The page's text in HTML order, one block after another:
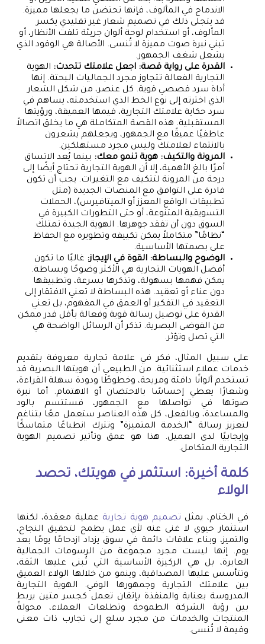
الاندماج في المألوف، فإنها تحتضن ما يجعلها مميزة.
قد يتجلى ذلك في تصميم شعار غير تقليدي يكسر
المألوف، أو استخدام لوحة ألوان جريئة تلفت الأنظار، أو
تبني نبرة صوت مميزة لا تُنسى. الأصالة هي الوقود الذي
يشعل شغف الجمهور.
القدرة على رواية قصة: اجعل علامتك تتحدث: الهوية
التجارية الفعالة تتجاوز مجرد الجماليات البحتة. إنها
أداة سرد قصصي قوية. كل عنصر، من شكل الشعار
الذي اخترته إلى نوع الخط الذي استخدمته، يساهم في
سرد حكاية علامتك التجارية، قيمها العميقة، ورؤيتها
المستقبلية. هذه القصة المتكاملة هي ما يخلق اتصالاً
عاطفيًا عميقًا مع الجمهور، ويجعلهم يشعرون
بالانتماء لعلامتك وليس مجرد مستهلكين.
المرونة والتكيف: هوية تنمو معك: بينما يُعد الاتساق
أمرًا بالغ الأهمية، إلا أن الهوية التجارية تحتاج أيضًا إلى
درجة من المرونة لتتكيف مع التغيرات. يجب أن تكون
قادرة على التوافق مع المنصات الجديدة (مثل
تطبيقات الواقع المعزز أو الميتافيرس)، الحملات
التسويقية المتنوعة، أو حتى التطورات الكبيرة في
السوق دون أن تفقد جوهرها. الهوية الجيدة تمتلك
“نظامًا” متكاملاً يمكن تكييفه وتطويره مع الحفاظ
على بصمتها الأساسية.
الوضوح والبساطة: القوة في الإيجاز: غالبًا ما تكون
أفضل الهويات التجارية هي الأكثر وضوحًا وبساطة.
يمكن فهمها بسهولة، وتذكرها بسرعة، وتطبيقها
دون عناء أو تعقيد. هذه البساطة لا تعني الافتقار إلى
التعقيد في التفكير أو العمق في المفهوم، بل تعني
القدرة على توصيل رسالة قوية وفعالة بأقل قدر ممكن
من الفوضى البصرية. تذكر أن الرسائل الواضحة هي
التي تصل وتؤثر.
على سبيل المثال، فكر في علامة تجارية معروفة بتقديم
خدمات عملاء استثنائية. من الطبيعي أن هويتها البصرية قد
تستخدم ألوانًا دافئة ومريحة، وخطوطًا ودودة سهلة القراءة،
وشعارًا يعطي إحساسًا بالاحتضان أو الاهتمام. أما نبرة
صوتها في تواصلها مع الجمهور، فستتسم بالود
والمساعدة، وبالفعل، كل هذه العناصر ستعمل معًا بتناغم
لتعزيز رسالة “الخدمة المتميزة” وتترك انطباعًا متماسكًا
وإيجابيًا لدى العميل. هذا هو عمق وتأثير تصميم الهوية
التجارية المتكامل.
كلمة أخيرة: استثمر في هويتك، تحصد
الولاء
في الختام، يمثل تصميم هوية تجارية عملية معقدة، لكنها
استثمار حيوي لا غنى عنه لأي عمل يطمح لتحقيق النجاح،
والتميز، وبناء علاقات دائمة في سوق يزداد ازدحامًا يومًا بعد
يوم. إنها ليست مجرد مجموعة من الرسومات الجمالية
العابرة، بل هي الركيزة الأساسية التي تُبنى عليها الثقة،
وتتأسس عليها المصداقية، وينمو من خلالها الولاء العميق
بين علامتك التجارية وجمهورها الوفي. الهوية التجارية
المدروسة بعناية والمنفذة بإتقان تعمل كجسر متين يربط
بين رؤية الشركة الطموحة وتطلعات العملاء، محولةً
المنتجات والخدمات من مجرد سلع إلى تجارب ذات معنى
وقيمة لا تُنسى.